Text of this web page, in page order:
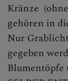
Kränze
gehören in
Nur
gegeben
Blumentöpfe